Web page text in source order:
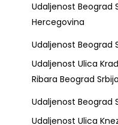
Udaljenost Beograd
Hercegovina
Udaljenost Beograd
Udaljenost Ulica
Ribara Beograd Srbija
Udaljenost Beograd
Udaljenost Ulica